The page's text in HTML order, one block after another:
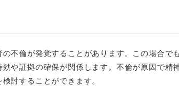
不倫が発覚することがあります。この場合で
効や証拠の確保が関係します。不倫が原因で精
討することができます。